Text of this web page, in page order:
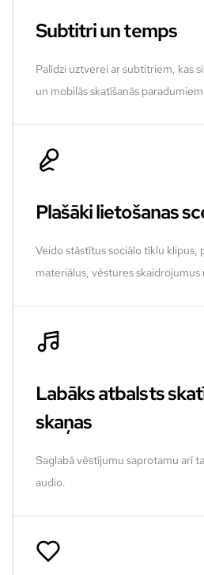
Subtitri un temps
Palīdzi uztverei ar subtitriem, kas
un mobilās skatīšanās paradumiem.
Plašāki lietošanas
Veido stāstītus sociālo tīklu klipus,
materiālus, vēstures
Labāks atbalsts
skaņas
Saglabā vēstījumu saprotamu arī
audio.